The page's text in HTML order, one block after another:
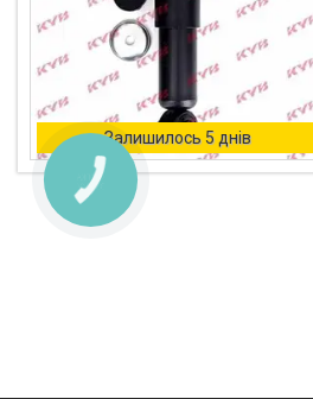
Залишилось 5 днів